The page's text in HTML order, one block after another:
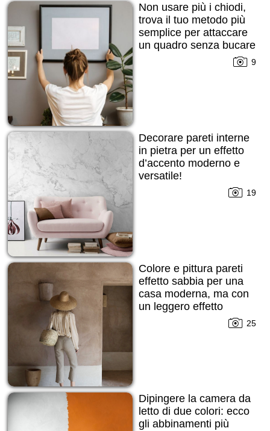
Non usare più i chiodi,
trova il tuo metodo più
semplice per attaccare
un quadro senza bucare
9
Decorare pareti interne
in pietra per un effetto
d’accento moderno e
versatile!
19
Colore e pittura pareti
effetto sabbia per una
casa moderna, ma con
un leggero effetto
25
Dipingere la camera da
letto di due colori: ecco
gli abbinamenti più